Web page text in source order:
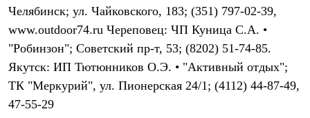
Городские
Аксессуары для рюкзаков
Спальные мешки
Пуховые
С синтетическим утеплителем
Аксессуары для спальников
Сумки и баулы
Баулы
Челябинск; ул. Чайковского, 183; (351) 797-02-39,
www.outdoor74.ru Череповец: ЧП Куница С.А. •
"Робинзон"; Советский пр-т, 53; (8202) 51-74-85.
Якутск: ИП Тютюнников О.Э. • "Активный отдых";
ТК "Меркурий", ул. Пионерская 24/1; (4112) 44-87-49,
47-55-29